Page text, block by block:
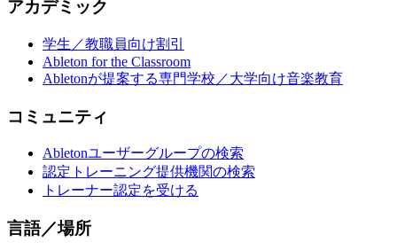
アカデミック
学生／教職員向け割引
Ableton for the Classroom
Abletonが提案する専門学校／大学向け音楽教育
コミュニティ
Abletonユーザーグループの検索
認定トレーニング提供機関の検索
トレーナー認定を受ける
言語／場所